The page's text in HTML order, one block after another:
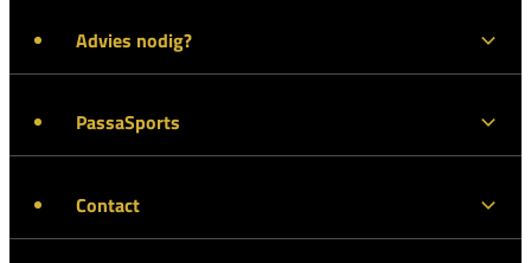
Advies nodig?
PassaSports
Contact